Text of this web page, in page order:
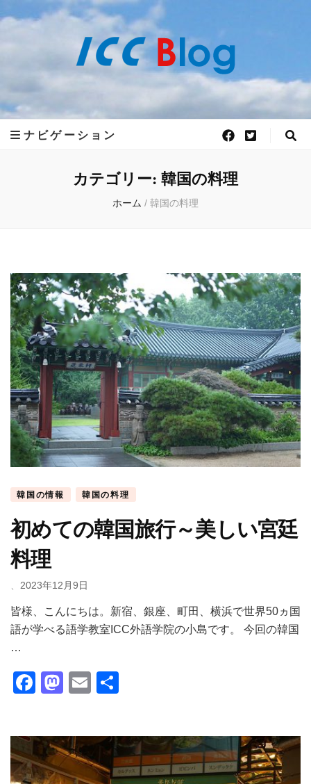
世界50ヵ国語
ICC外語学院の
公式ブログ
語学院がお届けする 世界各国の最新情報をお届けします。
ナビゲーション
カテゴリー: 韓国の料理
ホーム / 韓国の料理
韓国の情報 韓国の料理
初めての韓国旅行～美しい宮廷
料理
、 2023年12月9日
皆様、こんにちは。新宿、銀座、町田、横浜で世界50ヵ国
語が学べる語学教室ICC外語学院の小島です。 今回の韓国
…
Facebook
Mastodon
Email